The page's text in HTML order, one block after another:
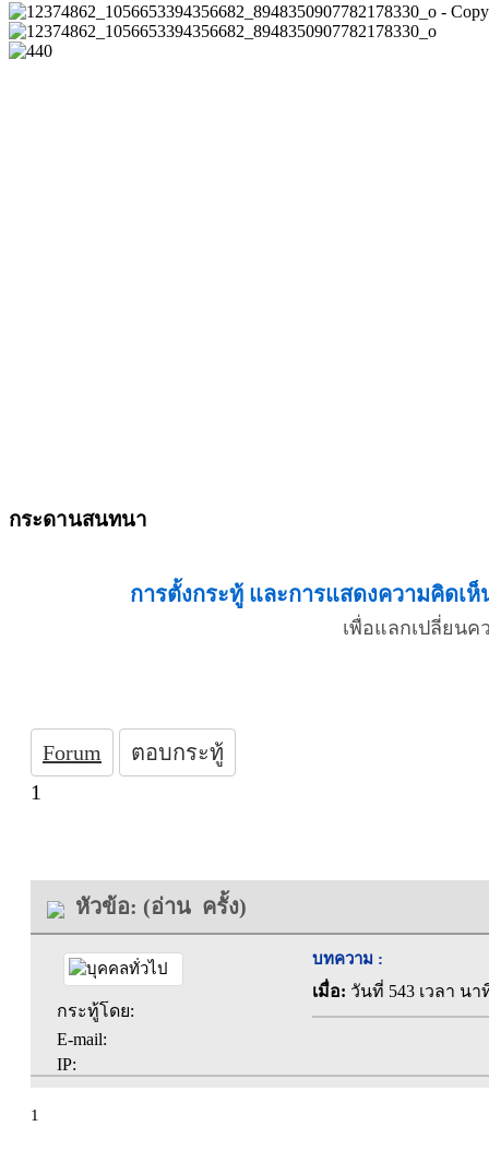
กระดานสนทนา
การตั้งกระทู้ และการแสดงความคิด
เพื่อแลกเปลี่ยน
Forum
ตอบกระทู้
1
หัวข้อ: (อ่าน ครั้ง)
กระทู้โดย:
E-mail:
IP:
บทความ :
เมื่อ: วันที่ 543 เวลา นา
1